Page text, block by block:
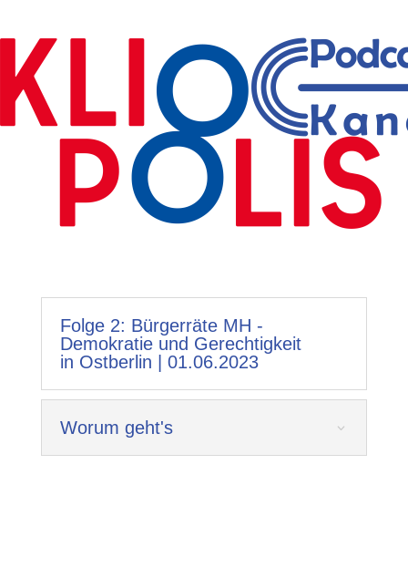
Folge 2: Bürgerräte MH -
Demokratie und Gerechtigkeit
in Ostberlin | 01.06.2023
Worum geht's